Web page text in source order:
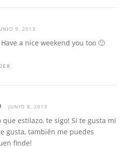
9, 2013
a nice weekend you too 🙂
JUNIO 8, 2013
que estilazo, te sigo! Si te gusta mi
gusta, también me puedes
finde!